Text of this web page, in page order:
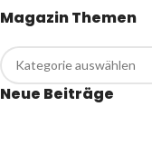
Magazin Themen
Neue Beiträge